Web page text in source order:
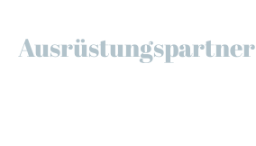
Ausrüstungspartner